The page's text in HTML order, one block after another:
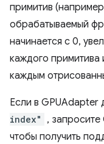
примитив
обрабатываемый
начинается с 0,
каждого
каждым
Если в GPUAdapter
index"
, запросите
чтобы получить